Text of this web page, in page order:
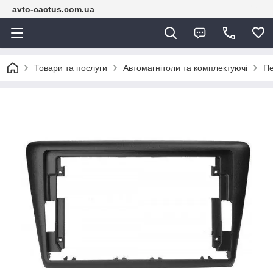
avto-cactus.com.ua
Товари та послуги Автомагнітоли та комплектуючі